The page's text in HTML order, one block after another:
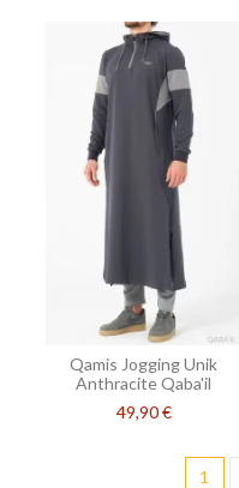
Qamis Jogging Unik
Anthracite Qaba'il
49,90 €
1